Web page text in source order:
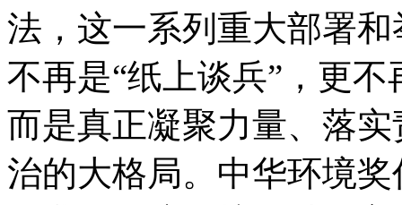
法，这一系列重大部署
不再是“纸上谈兵”，更
而是真正凝聚力量、落
治的大格局。中华环境